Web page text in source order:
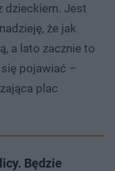
dzieckiem. Jest
że jak
a lato zacznie to
pojawiać –
plac
Będzie